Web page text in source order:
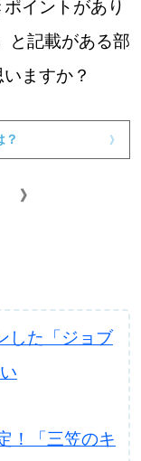
イントがあり
」と記載がある部
ますか？
？ 》
》
した「ジョブ
！「三笠のキ